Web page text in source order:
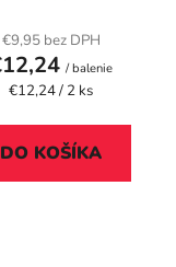
€9,95 bez DPH
/ balenie
Jednotková
€12,24 / 2 ks
DO KOŠÍKA